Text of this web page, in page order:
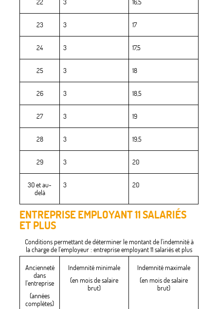
22 3 16,5
23 3 17
24 3 17,5
25 3 18
26 3 18,5
27 3 19
28 3 19,5
29 3 20
30 et au-
delà
3 20
ENTREPRISE EMPLOYANT 11 SALARIÉS
ET PLUS
Conditions permettant de déterminer le montant de l'indemnité à
la charge de l'employeur : entreprise employant 11 salariés et plus
Ancienneté
dans
l'entreprise
(années
complètes)
Indemnité minimale
(en mois de salaire
brut)
Indemnité maximale
(en mois de salaire
brut)